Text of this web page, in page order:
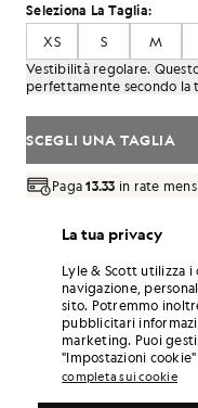
Seleziona La Taglia:
XS
S M
Vestibilità regolare.
perfettamente secondo la
SCEGLI UNA TAGLIA
Paga13.33 in rate
Consegna a
Guadagna il
punti240.
6 points = 1,00 £
DETTAGLI DEL
ADATTABILITÀ DEL
La tua privacy
Lyle & Scott utilizza
navigazione,
sito. Potremmo
pubblicitari
marketing. Puoi
"Impostazioni
completa sui cookie